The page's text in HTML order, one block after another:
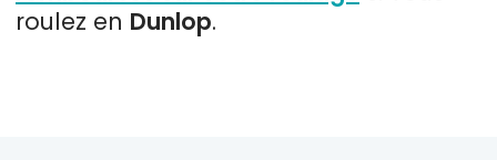
roulez en Dunlop.